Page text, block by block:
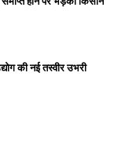
की नई तस्वीर उभरी